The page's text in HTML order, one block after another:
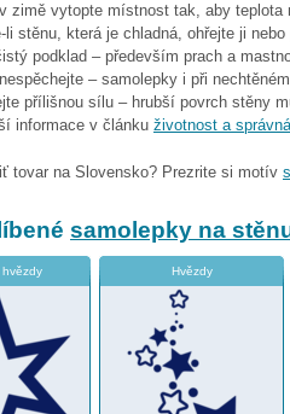
zimě vytopte místnost tak, aby teplota
li stěnu, která je chladná, ohřejte ji
podklad – především prach a
– samolepky i při
přílišnou sílu – hrubší povrch stěny
informace v článku životnost a
tovar na Slovensko? Prezrite si motív
samolepky na
hvězdy Hvězdy